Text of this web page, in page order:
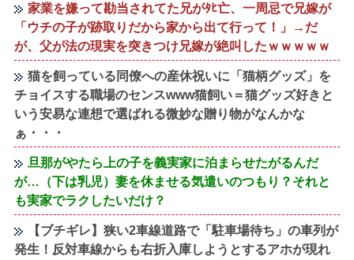
家業を嫌って勘当されてた兄がﾀﾋ亡、一周忌で兄嫁が
「ウチの子が跡取りだから家から出て行って！」→だ
が、父が法の現実を突きつけ兄嫁が絶叫したｗｗｗｗｗ
猫を飼っている同僚への産休祝いに「猫柄グッズ」を
チョイスする職場のセンスwww猫飼い＝猫グッズ好きと
いう安易な連想で選ばれる微妙な贈り物がなんかな
ぁ・・・
旦那がやたら上の子を義実家に泊まらせたがるんだ
が…（下は乳児）妻を休ませる気遣いのつもり？それと
も実家でラクしたいだけ？
【ブチギレ】狭い2車線道路で「駐車場待ち」の車列が
発生！反対車線からも右折入庫しようとするアホが現れ